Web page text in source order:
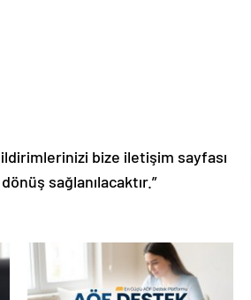
bize iletişim sayfası
sağlanılacaktır.”